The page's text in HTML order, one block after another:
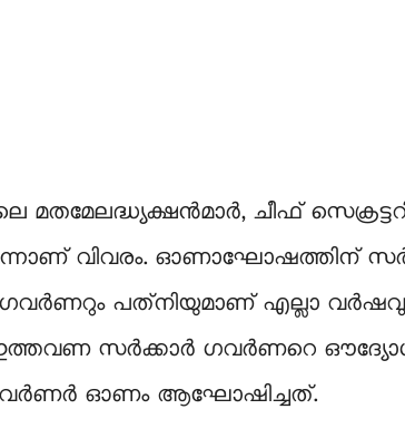
മതമേലദ്ധ്യക്ഷൻമാർ, ചീഫ്
വിവരം. ഓണാഘോഷത്തിന്
ഗവർണറും പത്‌നിയുമാണ് എല്ലാ
സർക്കാർ ഗവർണറെ
ഓണം ആഘോഷിച്ചത്.